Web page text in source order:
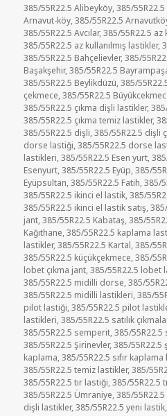
385/55R22.5 Alibeyköy,385/
Arnavut-köy,385/55R22.5
385/55R22.5 Avcılar,385/55R22.5 az
385/55R22.5 az kullanılmış lastikler,
385/55R22.5 Bahçelievler,385/
Başakşehir,385/55R22.5
385/55R22.5 Beylikdüzü,385/
çekmece,385/55R22.5
385/55R22.5 çıkma dişli lastikler,
385/55R22.5 çıkma temiz lastikler,
385/55R22.5 dişli,385/55R22.5 dişli
dorse lastiği,385/55R22.5 dorse
lastikleri,385/55R22.5 Esen yurt,
Esenyurt,385/55R22.5 Eyüp,385/
Eyüpsultan,385/55R22.5 Fatih,385/
385/55R22.5 ikinci el lastik,385/
385/55R22.5 ikinci el lastik satış,
jant,385/55R22.5 Kabataş,385/
Kağıthane,385/55R22.5 kaplama
lastikler,385/55R22.5 Kartal,385/
385/55R22.5 küçükçekmece,385/
lobet çıkma jant,385/55R22.5 lobet
385/55R22.5 midilli dorse,385/
385/55R22.5 midilli lastikleri,385/
pilot lastiği,385/55R22.5 pilot
lastikleri,385/55R22.5 satılık
385/55R22.5 semperit,385/
385/55R22.5 Şirinevler,385/55R22.5
kaplama,385/55R22.5 sıfır
385/55R22.5 temiz lastikler,385/
385/55R22.5 tır lastiği,385/55R22.5
385/55R22.5 Ümraniye,385/55R22.5
dişli lastikler,385/55R22.5 yeni lastik